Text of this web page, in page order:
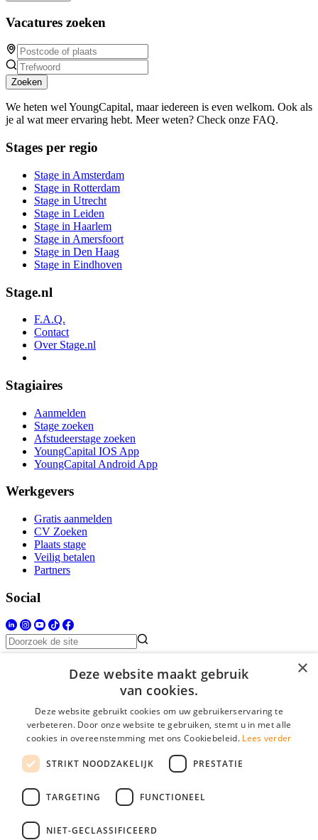
Vacatures zoeken
Zoeken
We heten wel YoungCapital, maar iedereen is even welkom. Ook als
je al wat meer ervaring hebt. Meer weten? Check onze FAQ.
Stages per regio
Stage in Amsterdam
Stage in Rotterdam
Stage in Utrecht
Stage in Leiden
Stage in Haarlem
Stage in Amersfoort
Stage in Den Haag
Stage in Eindhoven
Stage.nl
F.A.Q.
Contact
Over Stage.nl
Stagiaires
Aanmelden
Stage zoeken
Afstudeerstage zoeken
YoungCapital IOS App
YoungCapital Android App
Werkgevers
Gratis aanmelden
CV Zoeken
Plaats stage
Veilig betalen
Partners
Social
Stage.nl is onderdeel van YoungCapital • © 2026 • KvK nr: 34330199 •
Privacy Contact• YoungCapital score
E-mail
Wachtwoord
login gegevens onthouden
×
Deze website maakt gebruik
van cookies.
Deze website gebruikt cookies om uw gebruikerservaring te
verbeteren. Door onze website te gebruiken, stemt u in met alle
cookies in overeenstemming met ons Cookiebeleid. Lees verder
STRIKT NOODZAKELIJK PRESTATIE
TARGETING FUNCTIONEEL
NIET-GECLASSIFICEERD